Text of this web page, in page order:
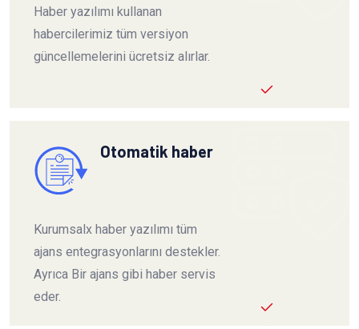
Haber yazılımı kullanan
habercilerimiz tüm versiyon
güncellemelerini ücretsiz alırlar.
Otomatik haber
Kurumsalx haber yazılımı tüm
ajans entegrasyonlarını destekler.
Ayrıca Bir ajans gibi haber servis
eder.